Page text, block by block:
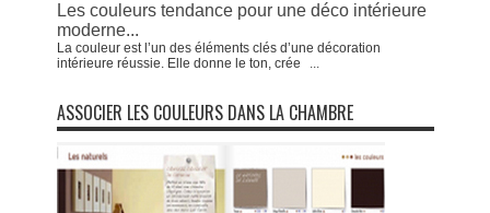
Les couleurs tendance pour une déco intérieure
moderne...
La couleur est l’un des éléments clés d’une décoration
intérieure réussie. Elle donne le ton, crée
...
ASSOCIER LES COULEURS DANS LA CHAMBRE